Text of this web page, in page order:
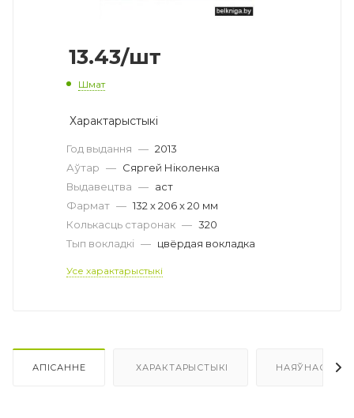
13.43/шт
Шмат
Характарыстыкі
Год выдання — 2013
Аўтар — Сяргей Ніколенка
Выдавецтва — аст
Фармат — 132 х 206 x 20 мм
Колькасць старонак — 320
Тып вокладкі — цвёрдая вокладка
Усе характарыстыкі
АПІСАННЕ ХАРАКТАРЫСТЫКІ НАЯЎНАСЦЬ